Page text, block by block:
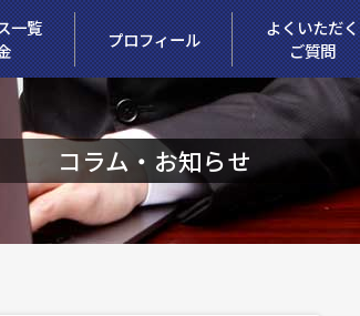
一覧
プロフィール
よくいただく
ご質問
コラム・お知らせ